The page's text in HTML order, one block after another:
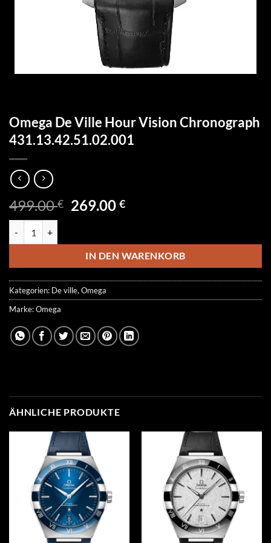
Omega De Ville Hour Vision Chronograph
431.13.42.51.02.001
499.00€ Ursprünglicher
499.00 €
269.00€Aktueller
269.00 €.
IN DEN WARENKORB
Kategorien: De ville, Omega
Marke:Omega
ÄHNLICHE PRODUKTE